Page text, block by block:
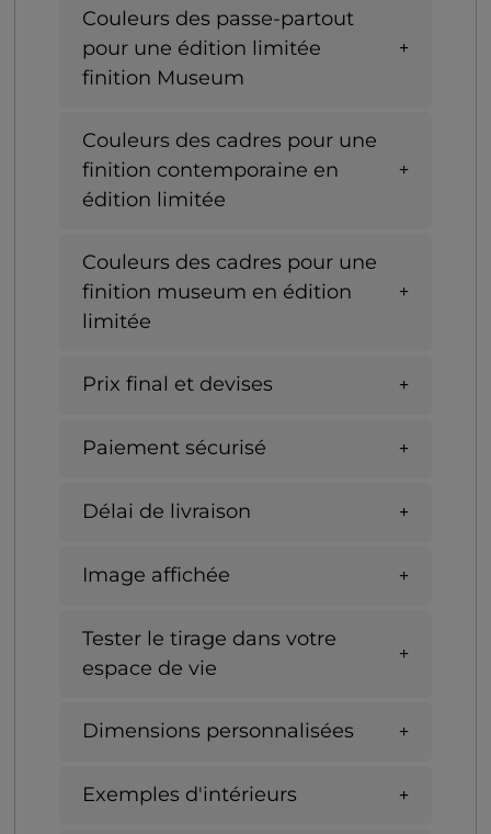
Couleurs des passe-partout
pour une édition limitée
finition Museum
Couleurs des cadres pour une
finition contemporaine en
édition limitée
Couleurs des cadres pour une
finition museum en édition
limitée
Prix final et devises
Paiement sécurisé
Délai de livraison
Image affichée
Tester le tirage dans votre
espace de vie
Dimensions personnalisées
Exemples d'intérieurs